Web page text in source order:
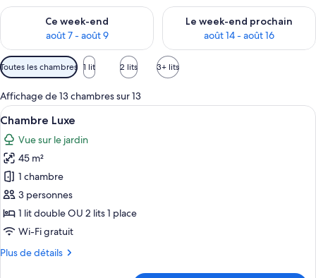
Ce week-end
août 7 - août 9
Vérifier la disponibilité pour ce week-end août 7 - août 9
Le week-end prochain
août 14 - août 16
Vérifier la disponibilité pour
Filtres
disponibles
pour
les
chambres
Toutes les chambres 1 lit 2 lits 3+ lits
Affichage de 13 chambres sur 13
Afficher
toutes
les
photos
pour
ce
type
de
chambre :
Chambre
Une chambre d’hôtel avec un
4
Chambre Luxe
Vue sur le jardin
45 m²
1 chambre
3 personnes
1 lit double OU 2 lits 1 place
Wi-Fi gratuit
Plus de détails
Plus